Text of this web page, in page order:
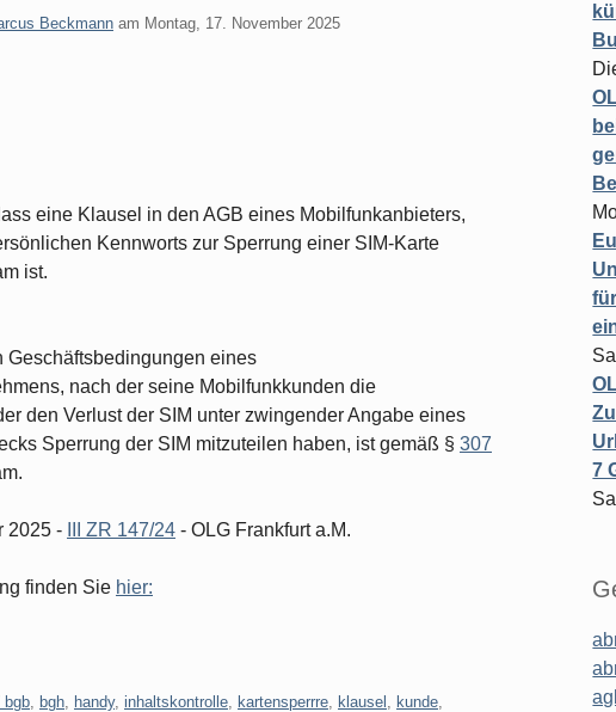
Beckmann am Montag, 17. November 2025
eine Klausel in den AGB eines Mobilfunkanbieters,
Kennworts zur Sperrung einer SIM-Karte
ist.
eines
nach der seine Mobilfunkkunden die
den Verlust der SIM unter zwingender Angabe eines
Sperrung der SIM mitzuteilen haben, ist gemäß § 307
2025 - III ZR 147/24 - OLG Frankfurt a.M.
finden Sie hier:
bgb bgh handy, inhaltskontrolle kartensperrre klausel kunde
7